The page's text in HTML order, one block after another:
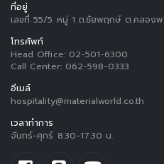
ที่อยู่
เลขที่ 55/5 หมู่ 1 ถ.ชัยพฤกษ์ ต.คลองพ
โทรศัพท์
Head Office: 02-501-6300
Call Center: 062-598-0333
อีเมล์
hospitality@materialworld.co.th
เวลาทำการ
จันทร์-ศุกร์ 8.30-17.30 น.